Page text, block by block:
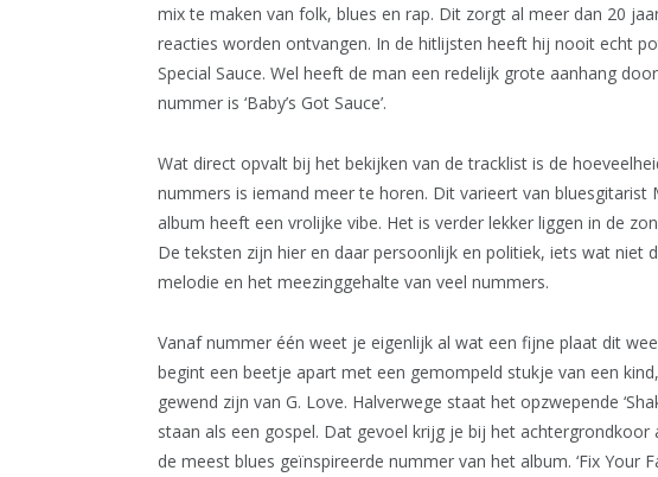
mix te maken van folk, blues en rap. Dit zorgt al meer dan 20
reacties worden ontvangen. In de hitlijsten heeft hij nooit echt
Special Sauce. Wel heeft de man een redelijk grote aanhang
nummer is ‘Baby’s Got Sauce’.
Wat direct opvalt bij het bekijken van de tracklist is de
nummers is iemand meer te horen. Dit varieert van
album heeft een vrolijke vibe. Het is verder lekker liggen in de
De teksten zijn hier en daar persoonlijk en politiek, iets wat niet
melodie en het meezinggehalte van veel nummers.
Vanaf nummer één weet je eigenlijk al wat een fijne plaat dit
begint een beetje apart met een gemompeld stukje van een
gewend zijn van G. Love. Halverwege staat het opzwepende
staan als een gospel. Dat gevoel krijg je bij het
de meest blues geïnspireerde nummer van het album. ‘Fix Your